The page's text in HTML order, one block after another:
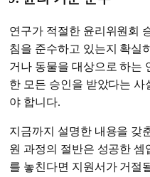
연구가 적절한 윤리위원회
침을 준수하고 있는지 확실
거나 동물을 대상으로 하는
한 모든 승인을 받았다는 사
야 합니다.
지금까지 설명한 내용을 갖
원 과정의 절반은 성공한
를 놓친다면 지원서가 거절